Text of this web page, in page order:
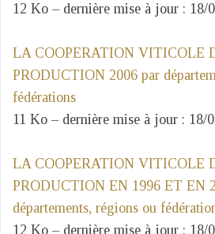
12 Ko – dernière mise à jour : 18/
LA COOPERATION VITICOLE
PRODUCTION 2006 par
fédérations
11 Ko – dernière mise à jour : 18/
LA COOPERATION VITICOLE
PRODUCTION EN 1996 ET EN
départements, régions ou
12 Ko – dernière mise à jour : 18/